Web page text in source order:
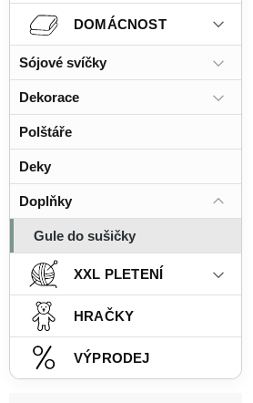
DOMÁCNOST
Sójové svíčky
Dekorace
Polštáře
Deky
Doplňky
Gule do sušičky
XXL PLETENÍ
HRAČKY
VÝPRODEJ